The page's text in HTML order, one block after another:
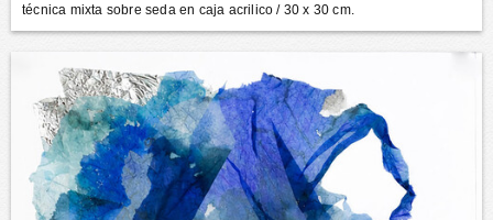
técnica mixta sobre seda en caja acrilico / 30 x 30 cm.